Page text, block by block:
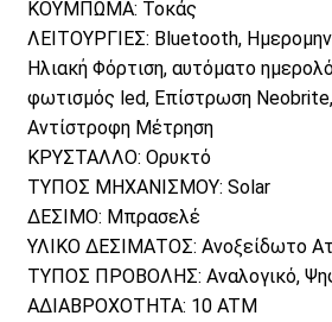
ΚΟΥΜΠΩΜΑ: Τοκάς
ΛΕΙΤΟΥΡΓΙΕΣ: Bluetooth,
Ηλιακή Φόρτιση, αυτόματο
φωτισμός led, Επίστρωση
Αντίστροφη Μέτρηση
ΚΡΥΣΤΑΛΛΟ: Ορυκτό
ΤΥΠΟΣ ΜΗΧΑΝΙΣΜΟΥ: Solar
ΔΕΣΙΜΟ: Μπρασελέ
ΥΛΙΚΟ ΔΕΣΙΜΑΤΟΣ: Ανοξείδωτο
ΤΥΠΟΣ ΠΡΟΒΟΛΗΣ: Αναλογικό,
ΑΔΙΑΒΡΟΧΟΤΗΤΑ: 10 ATM